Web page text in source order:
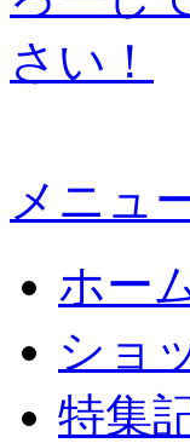
メニュ
ホー
ショ
特集